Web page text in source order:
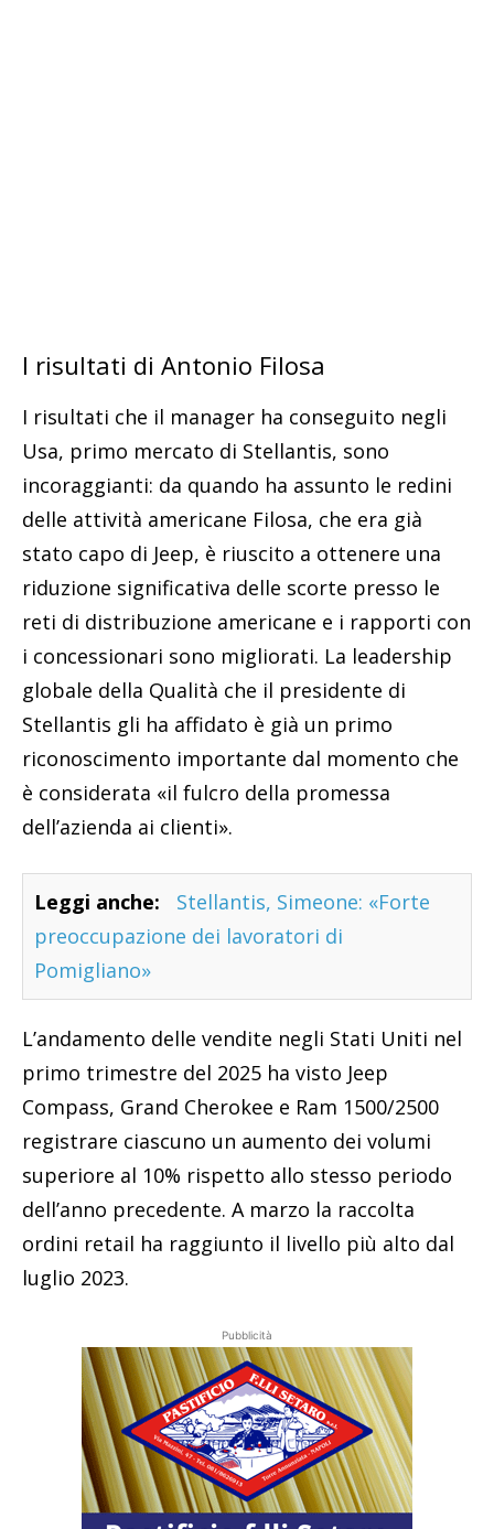
I risultati di Antonio Filosa
I risultati che il manager ha conseguito negli
Usa, primo mercato di Stellantis, sono
incoraggianti: da quando ha assunto le redini
delle attività americane Filosa, che era già
stato capo di Jeep, è riuscito a ottenere una
riduzione significativa delle scorte presso le
reti di distribuzione americane e i rapporti con
i concessionari sono migliorati. La leadership
globale della Qualità che il presidente di
Stellantis gli ha affidato è già un primo
riconoscimento importante dal momento che
è considerata «il fulcro della promessa
dell’azienda ai clienti».
Leggi anche:
Stellantis, Simeone: «Forte
preoccupazione dei lavoratori di
Pomigliano»
L’andamento delle vendite negli Stati Uniti nel
primo trimestre del 2025 ha visto Jeep
Compass, Grand Cherokee e Ram 1500/2500
registrare ciascuno un aumento dei volumi
superiore al 10% rispetto allo stesso periodo
dell’anno precedente. A marzo la raccolta
ordini retail ha raggiunto il livello più alto dal
luglio 2023.
Pubblicità